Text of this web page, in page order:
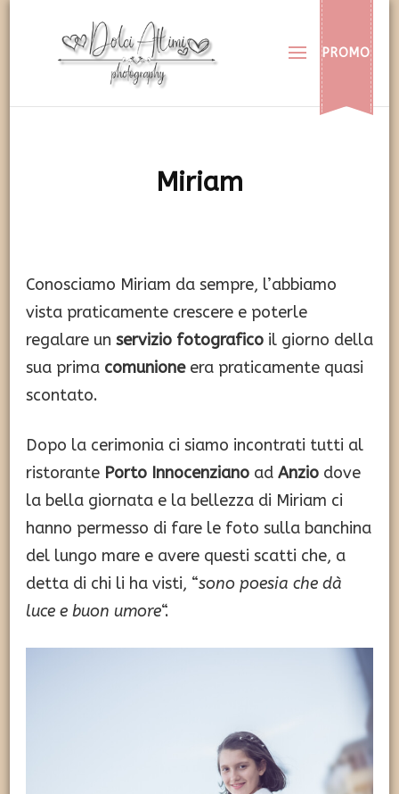
Dolci Attimi
Rendiamo immortali i vostri dolci momenti
PROMO
Miriam
Conosciamo Miriam da sempre, l’abbiamo
vista praticamente crescere e poterle
regalare un servizio fotografico il giorno della
sua prima comunione era praticamente quasi
scontato.
Dopo la cerimonia ci siamo incontrati tutti al
ristorante Porto Innocenziano ad Anzio dove
la bella giornata e la bellezza di Miriam ci
hanno permesso di fare le foto sulla banchina
del lungo mare e avere questi scatti che, a
detta di chi li ha visti, “sono poesia che dà
luce e buon umore“.